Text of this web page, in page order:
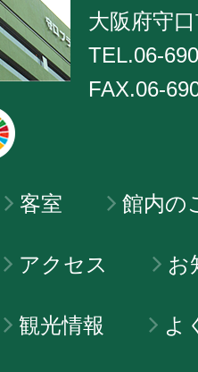
大阪府守
TEL.06-
FAX.06-
客室 館内の
アクセス お
観光情報 よ